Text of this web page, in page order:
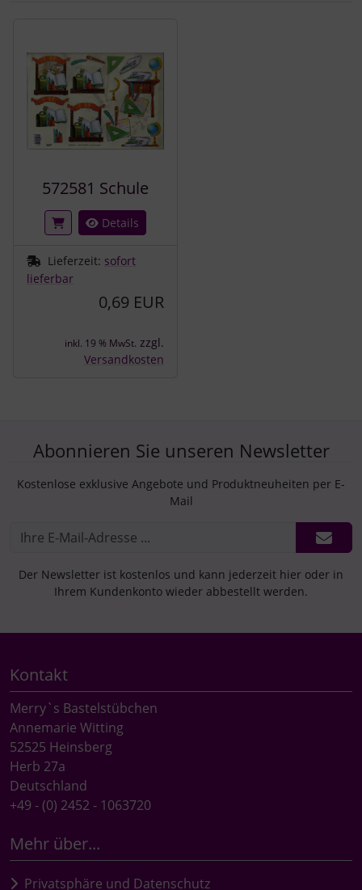
572581 Schule
Details
Lieferzeit: sofort
lieferbar
0,69 EUR
inkl. 19 % MwSt. zzgl.
Versandkosten
Abonnieren Sie unseren Newsletter
Kostenlose exklusive Angebote und Produktneuheiten per E-
Mail
Der Newsletter ist kostenlos und kann jederzeit hier oder in
Ihrem Kundenkonto wieder abbestellt werden.
Kontakt
Merry`s Bastelstübchen
Annemarie Witting
52525 Heinsberg
Herb 27a
Deutschland
+49 - (0) 2452 - 1063720
Mehr über...
Privatsphäre und Datenschutz